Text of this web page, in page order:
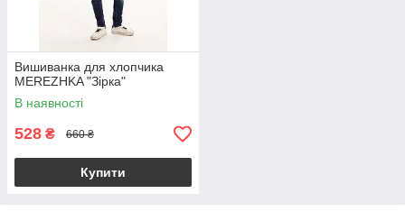
Вишиванка для хлопчика
MEREZHKA "Зірка"
В наявності
528 ₴ 660 ₴
Купити